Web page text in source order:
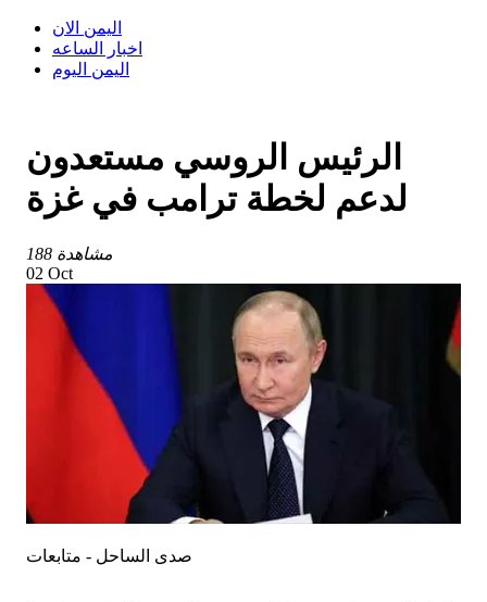
اليمن الان
اخبار الساعه
اليمن اليوم
الرئيس الروسي مستعدون
لدعم لخطة ترامب في غزة
188 مشاهدة
02 Oct
صدى الساحل - متابعات